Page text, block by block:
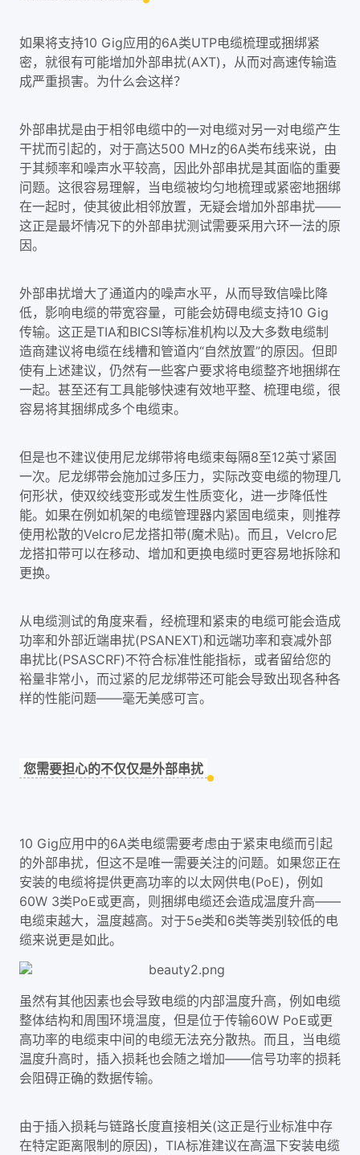
如果将支持10 Gig应用的6A类UTP电缆梳理或捆绑紧
密，就很有可能增加外部串扰(AXT)，从而对高速传输造
成严重损害。为什么会这样？
外部串扰是由于相邻电缆中的一对电缆对另一对电缆产生
干扰而引起的，对于高达500 MHz的6A类布线来说，由
于其频率和噪声水平较高，因此外部串扰是其面临的重要
问题。这很容易理解，当电缆被均匀地梳理或紧密地捆绑
在一起时，使其彼此相邻放置，无疑会增加外部串扰——
这正是最坏情况下的外部串扰测试需要采用六环一法的原
因。
外部串扰增大了通道内的噪声水平，从而导致信噪比降
低，影响电缆的带宽容量，可能会妨碍电缆支持10 Gig
传输。这正是TIA和BICSI等标准机构以及大多数电缆制
造商建议将电缆在线槽和管道内“自然放置”的原因。但即
使有上述建议，仍然有一些客户要求将电缆整齐地捆绑在
一起。甚至还有工具能够快速有效地平整、梳理电缆，很
容易将其捆绑成多个电缆束。
但是也不建议使用尼龙绑带将电缆束每隔8至12英寸紧固
一次。尼龙绑带会施加过多压力，实际改变电缆的物理几
何形状，使双绞线变形或发生性质变化，进一步降低性
能。如果在例如机架的电缆管理器内紧固电缆束，则推荐
使用松散的Velcro尼龙搭扣带(魔术贴)。而且，Velcro尼
龙搭扣带可以在移动、增加和更换电缆时更容易地拆除和
更换。
从电缆测试的角度来看，经梳理和紧束的电缆可能会造成
功率和外部近端串扰(PSANEXT)和远端功率和衰减外部
串扰比(PSASCRF)不符合标准性能指标，或者留给您的
裕量非常小，而过紧的尼龙绑带还可能会导致出现各种各
样的性能问题——毫无美感可言。
您需要担心的不仅仅是外部串扰
10 Gig应用中的6A类电缆需要考虑由于紧束电缆而引起
的外部串扰，但这不是唯一需要关注的问题。如果您正在
安装的电缆将提供更高功率的以太网供电(PoE)，例如
60W 3类PoE或更高，则捆绑电缆还会造成温度升高——
电缆束越大，温度越高。对于5e类和6类等类别较低的电
缆来说更是如此。
虽然有其他因素也会导致电缆的内部温度升高，例如电缆
整体结构和周围环境温度，但是位于传输60W PoE或更
高功率的电缆束中间的电缆无法充分散热。而且，当电缆
温度升高时，插入损耗也会随之增加——信号功率的损耗
会阻碍正确的数据传输。
由于插入损耗与链路长度直接相关(这正是行业标准中存
在特定距离限制的原因)，TIA标准建议在高温下安装电缆